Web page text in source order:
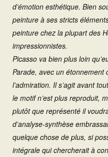
d’émotion esthétique. Bien
peinture à ses stricts
peinture chez la plupart des
impressionnistes.
Picasso va bien plus loin
Parade, avec un étonnement
l’admiration. Il s’agit avant
le motif n’est plus reproduit,
plutôt que représenté il
d’analyse-synthèse
quelque chose de plus, si
intégrale qui chercherait à